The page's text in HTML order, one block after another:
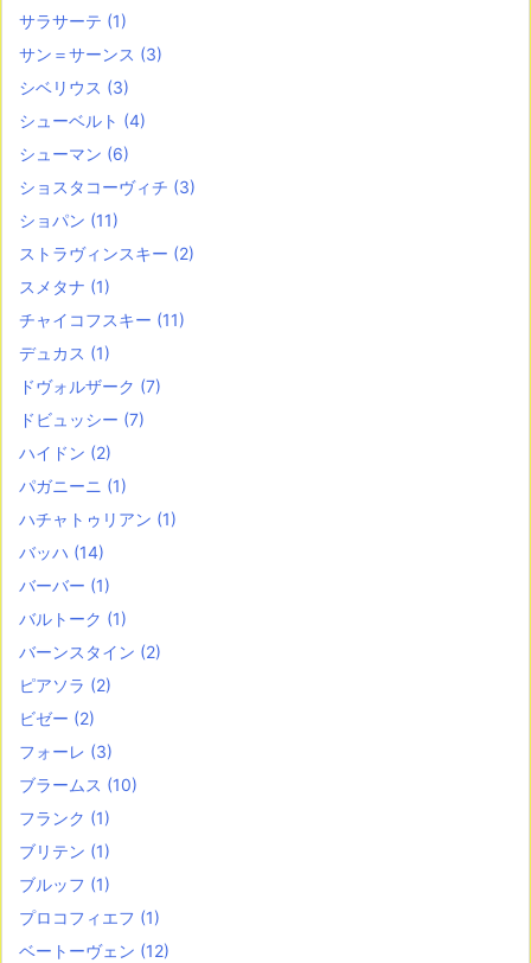
サラサーテ (1)
サン＝サーンス (3)
シベリウス (3)
シューベルト (4)
シューマン (6)
ショスタコーヴィチ (3)
ショパン (11)
ストラヴィンスキー (2)
スメタナ (1)
チャイコフスキー (11)
デュカス (1)
ドヴォルザーク (7)
ドビュッシー (7)
ハイドン (2)
パガニーニ (1)
ハチャトゥリアン (1)
バッハ (14)
バーバー (1)
バルトーク (1)
バーンスタイン (2)
ピアソラ (2)
ビゼー (2)
フォーレ (3)
ブラームス (10)
フランク (1)
ブリテン (1)
ブルッフ (1)
プロコフィエフ (1)
ベートーヴェン (12)